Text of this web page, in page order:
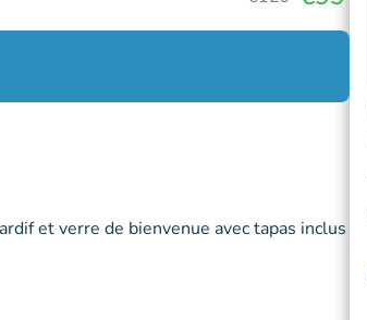
et verre de bienvenue avec tapas inclus